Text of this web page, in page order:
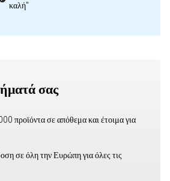
καλή"
σας
προϊόντα σε απόθεμα και έτοιμα για
σε όλη την Ευρώπη για όλες τις